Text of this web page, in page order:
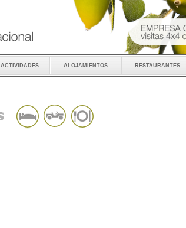
actividades alojamientos restaurantes